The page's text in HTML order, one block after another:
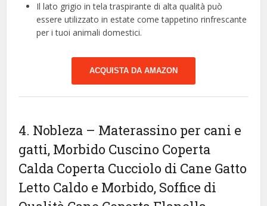
Il lato grigio in tela traspirante di alta qualità può
essere utilizzato in estate come tappetino rinfrescante
per i tuoi animali domestici.
ACQUISTA DA AMAZON
4. Nobleza – Materassino per cani e
gatti, Morbido Cuscino Coperta
Calda Coperta Cucciolo di Cane Gatto
Letto Caldo e Morbido, Soffice di